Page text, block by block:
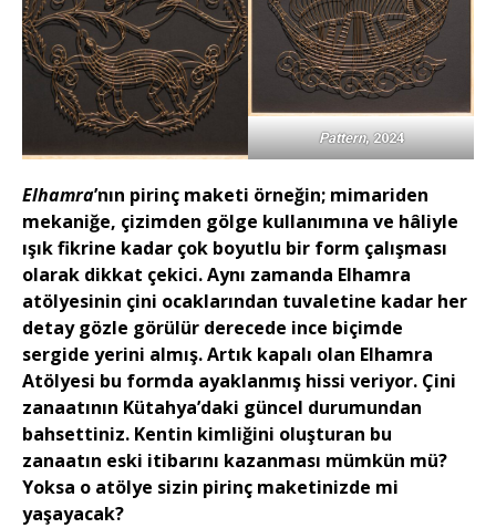
Pattern, 2024
Elhamra’nın pirinç maketi örneğin; mimariden
mekaniğe, çizimden gölge kullanımına ve hâliyle
ışık fikrine kadar çok boyutlu bir form çalışması
olarak dikkat çekici. Aynı zamanda Elhamra
atölyesinin çini ocaklarından tuvaletine kadar her
detay gözle görülür derecede ince biçimde
sergide yerini almış. Artık kapalı olan Elhamra
Atölyesi bu formda ayaklanmış hissi veriyor. Çini
zanaatının Kütahya’daki güncel durumundan
bahsettiniz. Kentin kimliğini oluşturan bu
zanaatın eski itibarını kazanması mümkün mü?
Yoksa o atölye sizin pirinç maketinizde mi
yaşayacak?